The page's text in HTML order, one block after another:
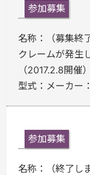
参加募集
名称：
（募集
クレームが発生
（2017.2.8開催）
型式： メーカー：
参加募集
名称：
（終了